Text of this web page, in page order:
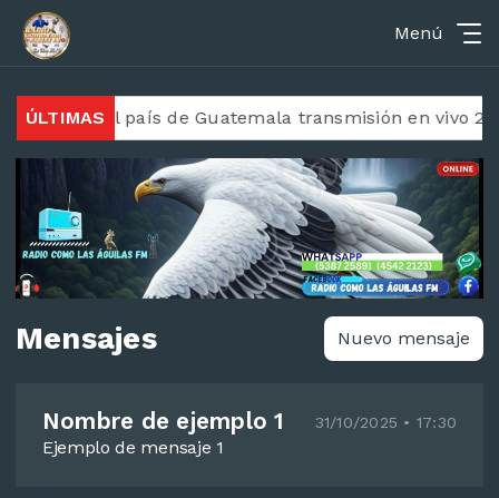
Menú
ÚLTIMAS
el país de Guatemala transmisión en vivo 24/7
Mensajes Nuevo mensaje
Nombre de ejemplo 1 31/10/2025 • 17:30
Ejemplo de mensaje 1